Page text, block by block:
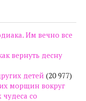
Им вечно все
вернуть десну
детей (20 977)
морщин вокруг
со